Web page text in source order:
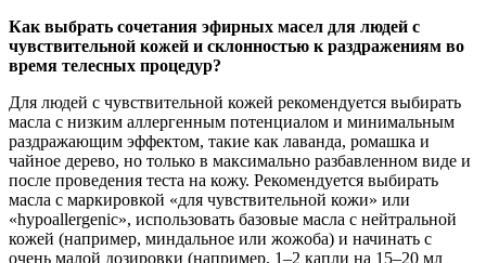
Как выбрать сочетания эфирных масел для людей с
чувствительной кожей и склонностью к раздражениям во
время телесных процедур?
Для людей с чувствительной кожей рекомендуется выбирать
масла с низким аллергенным потенциалом и минимальным
раздражающим эффектом, такие как лаванда, ромашка и
чайное дерево, но только в максимально разбавленном виде и
после проведения теста на кожу. Рекомендуется выбирать
масла с маркировкой «для чувствительной кожи» или
«hypoallergenic», использовать базовые масла с нейтральной
кожей (например, миндальное или жожоба) и начинать с
очень малой дозировки (например, 1–2 капли на 15–20 мл